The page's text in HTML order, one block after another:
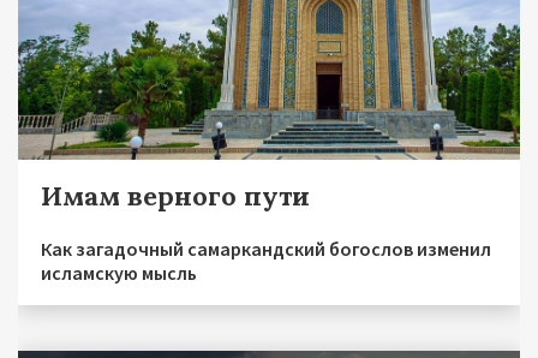
Имам верного пути
Как загадочный самаркандский богослов изменил
исламскую мысль